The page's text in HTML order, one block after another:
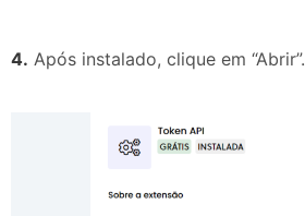
4. Após instalado, clique em “Abrir”.